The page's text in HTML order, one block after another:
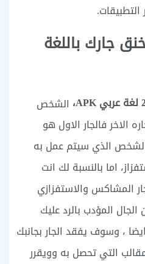
جارك باللغة
الشخص
الاخر فالجار الاول هو
الذي سيتم عمل به
اما بالنسبة لك انت
المشاكس والاستفزازي
المؤدب بالرد عليك
، وسوف يفقد الجار بجانبك
التي تحصل به وويقرر